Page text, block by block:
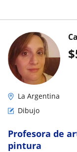
$
La Argentina
Dibujo
Profesora de
pintura